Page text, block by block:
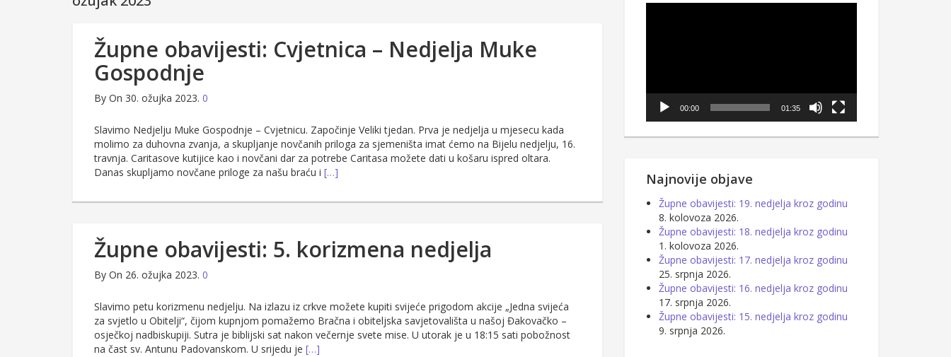
Župne obavijesti: Cvjetnica – Nedjelja Muke
Gospodnje
By On 30. ožujka 2023. 0
Slavimo Nedjelju Muke Gospodnje – Cvjetnicu. Započinje Veliki tjedan. Prva je nedjelja u mjesecu kada
molimo za duhovna zvanja, a skupljanje novčanih priloga za sjemeništa imat ćemo na Bijelu nedjelju, 16.
travnja. Caritasove kutijice kao i novčani dar za potrebe Caritasa možete dati u košaru ispred oltara.
Danas skupljamo novčane priloge za našu braću i […]
Župne obavijesti: 5. korizmena nedjelja
By On 26. ožujka 2023. 0
Slavimo petu korizmenu nedjelju. Na izlazu iz crkve možete kupiti svijeće prigodom akcije „Jedna svijeća
za svjetlo u Obitelji“, čijom kupnjom pomažemo Bračna i obiteljska savjetovališta u našoj Đakovačko –
osječkoj nadbiskupiji. Sutra je biblijski sat nakon večernje svete mise. U utorak je u 18:15 sati pobožnost
na čast sv. Antunu Padovanskom. U srijedu je […]
00:00 01:35
Najnovije objave
Župne obavijesti: 19. nedjelja kroz godinu
8. kolovoza 2026.
Župne obavijesti: 18. nedjelja kroz godinu
1. kolovoza 2026.
Župne obavijesti: 17. nedjelja kroz godinu
25. srpnja 2026.
Župne obavijesti: 16. nedjelja kroz godinu
17. srpnja 2026.
Župne obavijesti: 15. nedjelja kroz godinu
9. srpnja 2026.